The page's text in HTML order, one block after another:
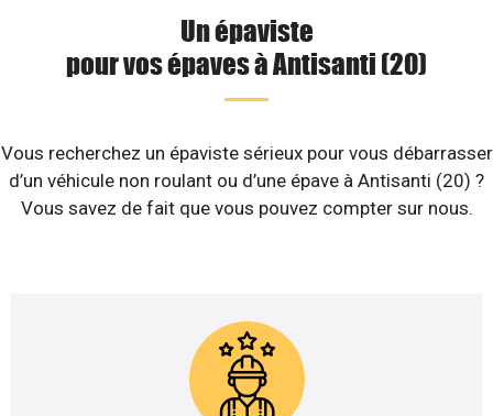
Un épaviste
pour vos épaves à Antisanti (20)
Vous recherchez un épaviste sérieux pour vous débarrasser
d’un véhicule non roulant ou d’une épave à Antisanti (20) ?
Vous savez de fait que vous pouvez compter sur nous.